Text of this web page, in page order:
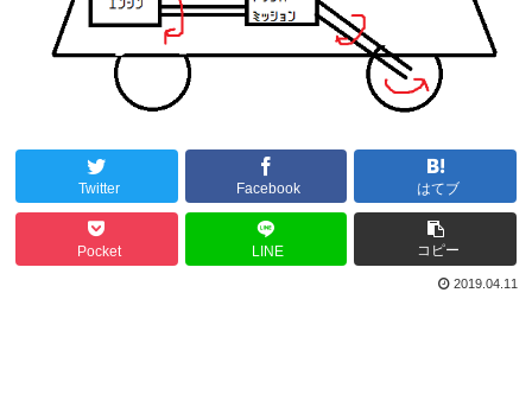
Twitter Facebook はてブ
Pocket LINE コピー
2019.04.11